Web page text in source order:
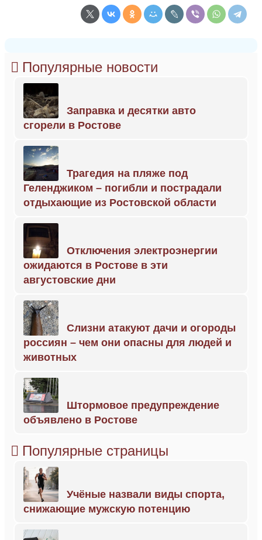
Популярные новости
Заправка и десятки авто
сгорели в Ростове
Трагедия на пляже под
Геленджиком – погибли и пострадали
отдыхающие из Ростовской области
Отключения электроэнергии
ожидаются в Ростове в эти
августовские дни
Слизни атакуют дачи и огороды
россиян – чем они опасны для людей и
животных
Штормовое предупреждение
объявлено в Ростове
Популярные страницы
Учёные назвали виды спорта,
снижающие мужскую потенцию